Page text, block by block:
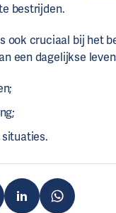
bestrijden.
ook cruciaal bij het
een dagelijkse